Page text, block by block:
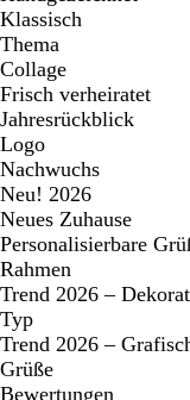
Klassisch
Thema
Collage
Frisch verheiratet
Jahresrückblick
Logo
Nachwuchs
Neu! 2026
Neues Zuhause
Personalisierbare
Rahmen
Trend 2026 –
Typ
Trend 2026 –
Grüße
Bewertungen